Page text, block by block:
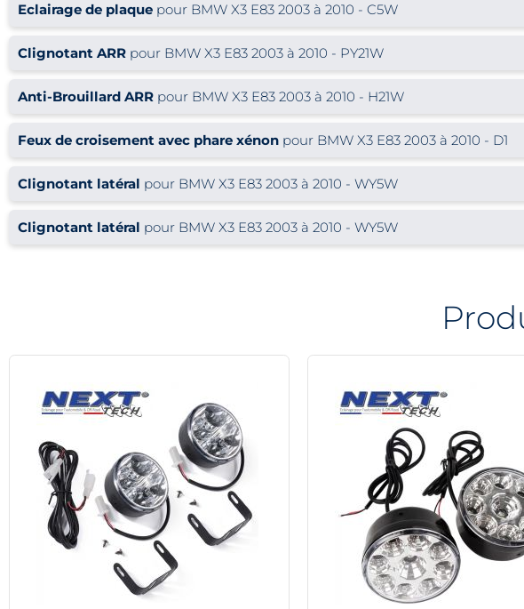
Eclairage de plaque pour BMW X3 E83 2003 à 2010 - C5W
Clignotant ARR pour BMW X3 E83 2003 à 2010 - PY21W
Anti-Brouillard ARR pour BMW X3 E83 2003 à 2010 - H21W
Feux de croisement avec phare xénon pour BMW X3 E83 2003 à 2010 - D1
Clignotant latéral pour BMW X3 E83 2003 à 2010 - WY5W
Clignotant latéral pour BMW X3 E83 2003 à 2010 - WY5W